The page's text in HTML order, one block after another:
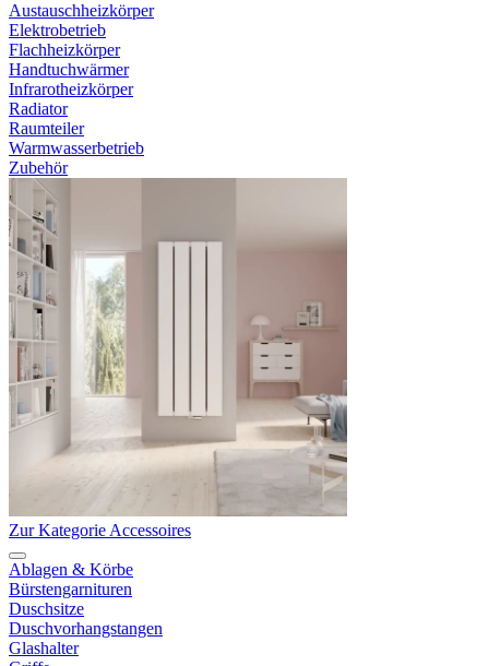
Austauschheizkörper
Elektrobetrieb
Flachheizkörper
Handtuchwärmer
Infrarotheizkörper
Radiator
Raumteiler
Warmwasserbetrieb
Zubehör
Zur Kategorie Accessoires
Ablagen & Körbe
Bürstengarnituren
Duschsitze
Duschvorhangstangen
Glashalter